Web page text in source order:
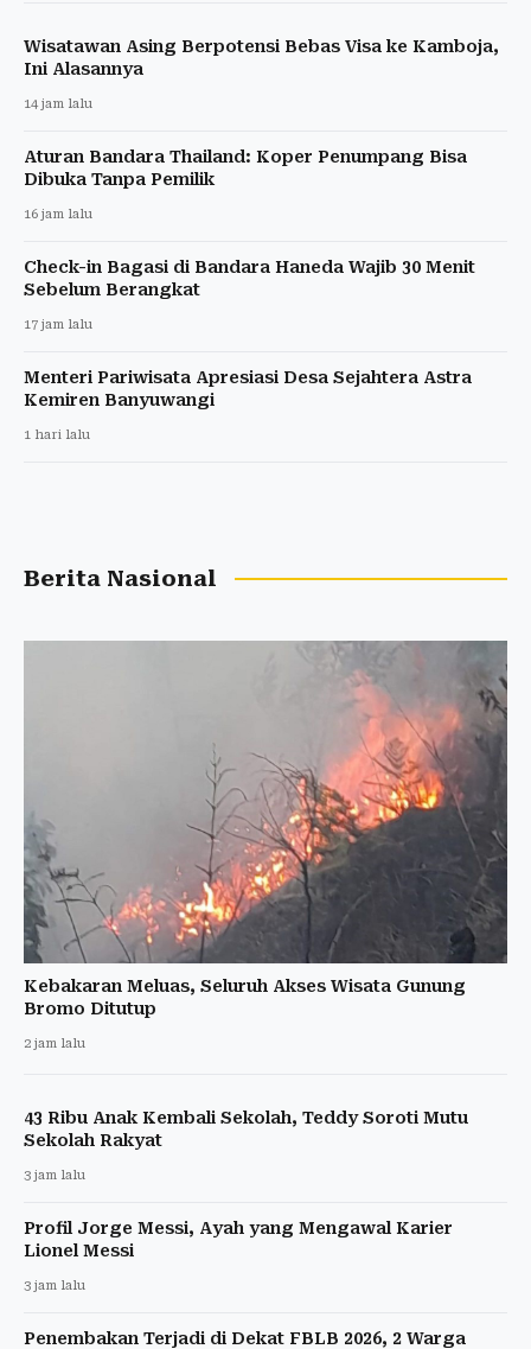
Wisatawan Asing Berpotensi Bebas Visa ke Kamboja,
Ini Alasannya
14 jam lalu
Aturan Bandara Thailand: Koper Penumpang Bisa
Dibuka Tanpa Pemilik
16 jam lalu
Check-in Bagasi di Bandara Haneda Wajib 30 Menit
Sebelum Berangkat
17 jam lalu
Menteri Pariwisata Apresiasi Desa Sejahtera Astra
Kemiren Banyuwangi
1 hari lalu
Berita Nasional
Kebakaran Meluas, Seluruh Akses Wisata Gunung
Bromo Ditutup
2 jam lalu
43 Ribu Anak Kembali Sekolah, Teddy Soroti Mutu
Sekolah Rakyat
3 jam lalu
Profil Jorge Messi, Ayah yang Mengawal Karier
Lionel Messi
3 jam lalu
Penembakan Terjadi di Dekat FBLB 2026, 2 Warga